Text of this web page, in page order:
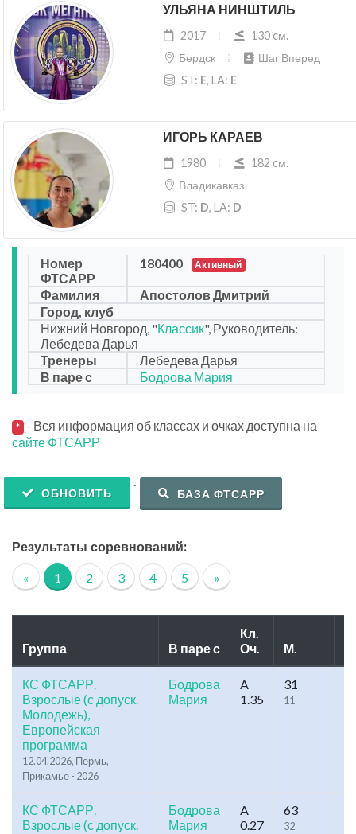
УЛЬЯНА НИНШТИЛЬ
2017
130 cм.
Бердск
Шаг Вперед
ST: E, LA: E
ИГОРЬ КАРАЕВ
1980
182 cм.
Владикавказ
ST: D, LA: D
Номер
ФТСАРР
180400 Активный
Фамилия
Апостолов Дмитрий
Город, клуб
Нижний Новгород, "Классик", Руководитель:
Лебедева Дарья
Тренеры
Лебедева Дарья
В паре с
Бодрова Мария
* - Вся информация об классах и очках доступна на
сайте ФТСАРР
ОБНОВИТЬ
.
БАЗА ФТСАРР
Результаты соревнований:
« 1 2 3 4 5 »
Группа В паре с
Кл.
Оч.
М.
КС ФТСАРР.
Взрослые (с допуск.
Молодежь),
Европейская
программа
12.04.2026, Пермь,
Прикамье - 2026
Бодрова
Мария
A
1.35
31
11
КС ФТСАРР.
Взрослые (с допуск.
Бодрова
Мария
A
0.27
63
32